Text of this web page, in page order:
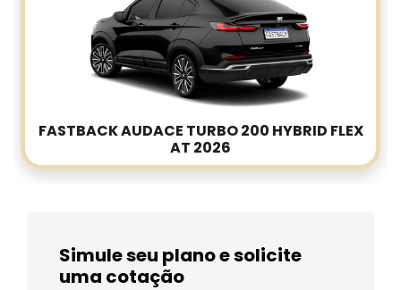
FASTBACK AUDACE TURBO 200 HYBRID FLEX
AT 2026
Simule seu plano e solicite
uma cotação